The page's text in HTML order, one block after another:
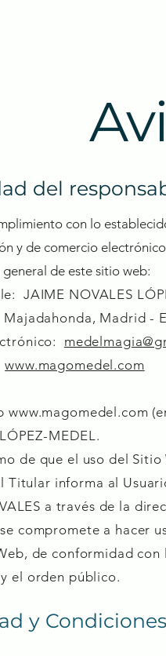
del
con lo
y de comercio
de este sitio web:
JAIME NOVALES
Madrid -
www.magomedel.com
www.magomedel.com
MEDEL.
de que el uso del
Titular informa al
a través de la
compromete a hacer
de conformidad
el orden público.
y